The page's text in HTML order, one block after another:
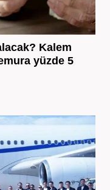
Kalem
yüzde 5